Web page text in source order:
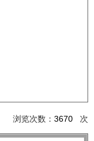
浏览次数： 3670 次